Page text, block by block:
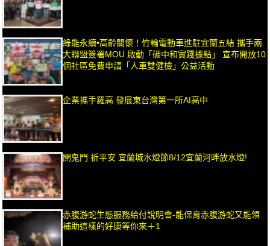
綠能永續•高齡關懷！竹輪電動車進駐宜蘭五結 攜手兩
大聯盟簽署MOU 啟動「碳中和實踐據點」 宣布開放10
個社區免費申請「人車雙健檢」公益活動
企業攜手羅高 發展東台灣第一所AI高中
開鬼門 祈平安 宜蘭城水燈節8/12宜蘭河畔放水燈!
赤腹游蛇生態服務給付說明會-能保育赤腹游蛇又能領
補助這樣的好康等你來＋1